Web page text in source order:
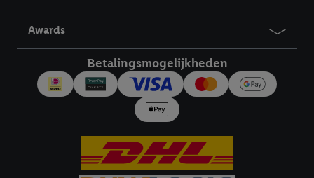
Awards
Betalingsmogelijkheden